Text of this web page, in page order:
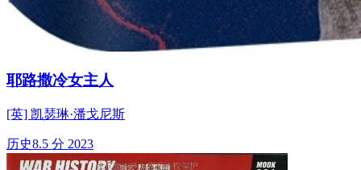
耶路撒冷女主人
[英] 凯瑟琳·潘戈尼斯
历史8.5 分 2023